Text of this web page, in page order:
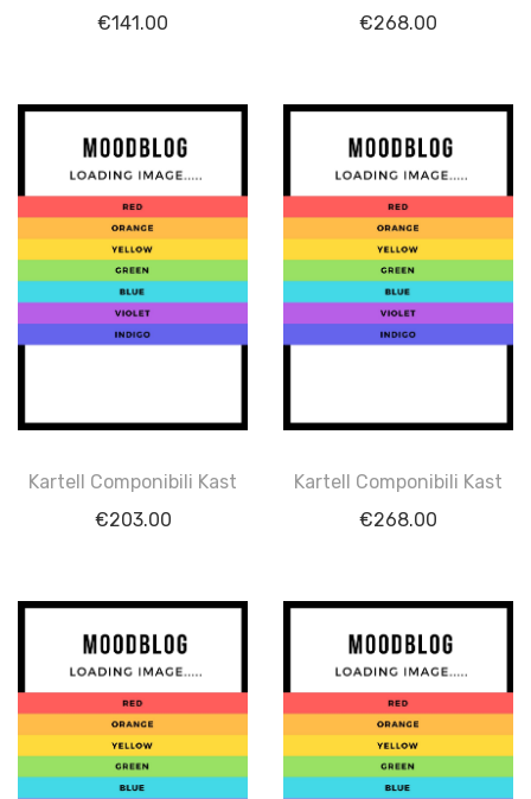
€141.00
€268.00
Kartell Componibili Kast
€203.00
Kartell Componibili Kast
€268.00